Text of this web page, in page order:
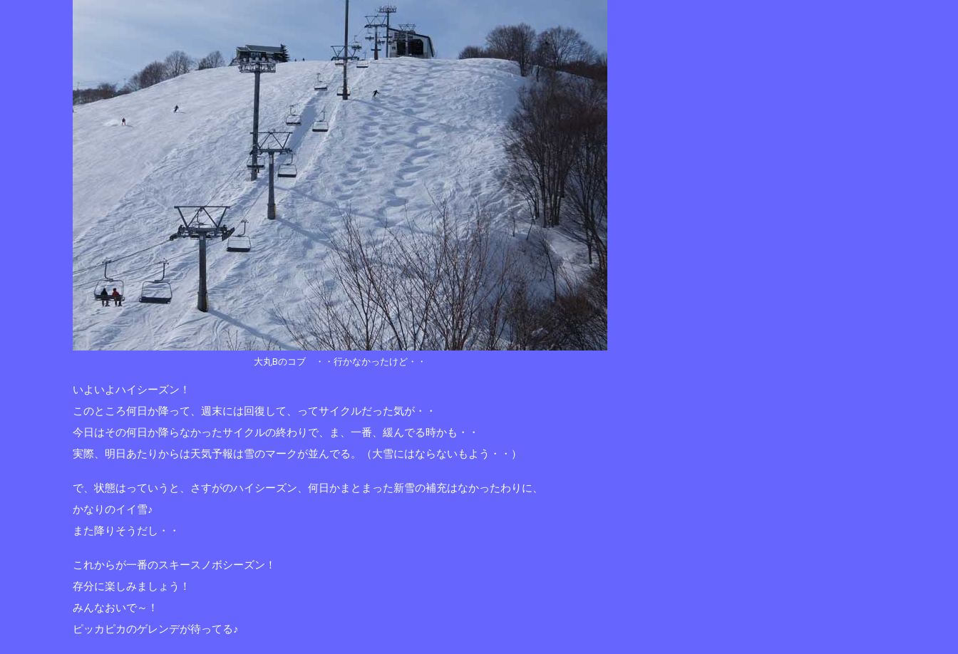
大丸Bのコブ ・・行かなかったけど・・
いよいよハイシーズン！
このところ何日か降って、週末には回復して、ってサイクルだった気が・・
今日はその何日か降らなかったサイクルの終わりで、ま、一番、緩んでる時かも・・
実際、明日あたりからは天気予報は雪のマークが並んでる。（大雪にはならないもよう・・）
で、状態はっていうと、さすがのハイシーズン、何日かまとまった新雪の補充はなかったわりに、
かなりのイイ雪♪
また降りそうだし・・
これからが一番のスキースノボシーズン！
存分に楽しみましょう！
みんなおいで～！
ピッカピカのゲレンデが待ってる♪